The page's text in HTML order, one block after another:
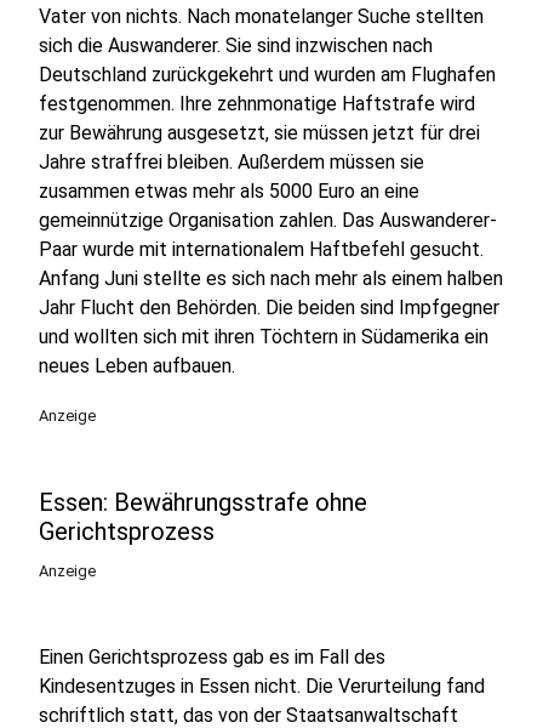
Vater von nichts. Nach monatelanger Suche stellten
sich die Auswanderer. Sie sind inzwischen nach
Deutschland zurückgekehrt und wurden am Flughafen
festgenommen. Ihre zehnmonatige Haftstrafe wird
zur Bewährung ausgesetzt, sie müssen jetzt für drei
Jahre straffrei bleiben. Außerdem müssen sie
zusammen etwas mehr als 5000 Euro an eine
gemeinnützige Organisation zahlen. Das Auswanderer-
Paar wurde mit internationalem Haftbefehl gesucht.
Anfang Juni stellte es sich nach mehr als einem halben
Jahr Flucht den Behörden. Die beiden sind Impfgegner
und wollten sich mit ihren Töchtern in Südamerika ein
neues Leben aufbauen.
Anzeige
Essen: Bewährungsstrafe ohne
Gerichtsprozess
Anzeige
Einen Gerichtsprozess gab es im Fall des
Kindesentzuges in Essen nicht. Die Verurteilung fand
schriftlich statt, das von der Staatsanwaltschaft